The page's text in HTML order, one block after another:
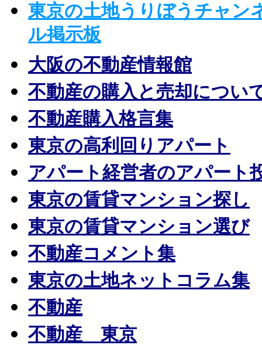
東京の土地うりぼうチャン
ル掲示板
大阪の不動産情報館
不動産の購入と売却につい
不動産購入格言集
東京の高利回りアパート
アパート経営者のアパート
東京の賃貸マンション探し
東京の賃貸マンション選び
不動産コメント集
東京の土地ネットコラム集
不動産
不動産 東京